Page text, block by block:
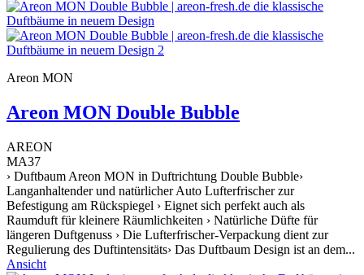
Areon MON
Areon MON Double Bubble
AREON
MA37
› Duftbaum Areon MON in Duftrichtung Double Bubble›
Langanhaltender und natürlicher Auto Lufterfrischer zur
Befestigung am Rückspiegel › Eignet sich perfekt auch als
Raumduft für kleinere Räumlichkeiten › Natürliche Düfte für
längeren Duftgenuss › Die Lufterfrischer-Verpackung dient zur
Regulierung des Duftintensitäts› Das Duftbaum Design ist an dem...
Ansicht